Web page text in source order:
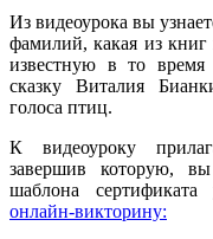
Из видеоурока вы
фамилий, какая из
известную в то время
сказку Виталия
голоса птиц.
К видеоуроку
завершив которую,
шаблона
онлайн-викторину: